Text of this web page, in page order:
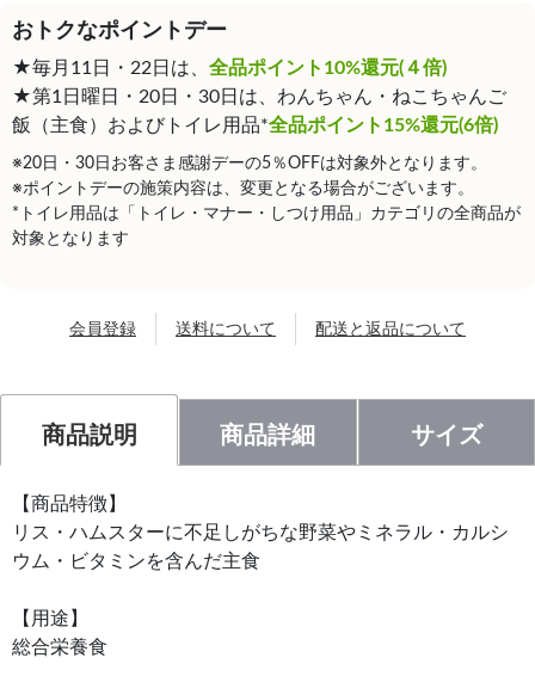
おトクなポイントデー
★毎月11日・22日は、 全品ポイント10%還元(４倍)
★第1日曜日・20日・30日は、わんちゃん・ねこちゃんご
飯（主食）およびトイレ用品*全品ポイント15%還元(6倍)
※20日・30日お客さま感謝デーの5％OFFは対象外となります。
※ポイントデーの施策内容は、変更となる場合がございます。
*トイレ用品は「トイレ・マナー・しつけ用品」カテゴリの全商品が
対象となります
会員登録 送料について 配送と返品について
商品説明 商品詳細 サイズ
【商品特徴】
リス・ハムスターに不足しがちな野菜やミネラル・カルシ
ウム・ビタミンを含んだ主食
【用途】
総合栄養食